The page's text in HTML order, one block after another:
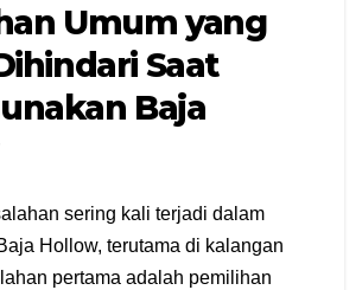
Umum yang
Saat
Baja
sering kali terjadi dalam
Hollow, terutama di kalangan
pertama adalah pemilihan